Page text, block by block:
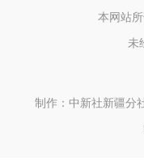
本网站
未
制作：中新社新疆